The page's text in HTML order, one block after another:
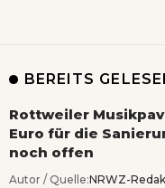
BEREITS
Rottweiler
Euro für die
noch offen
Autor / Quelle:NRWZ-